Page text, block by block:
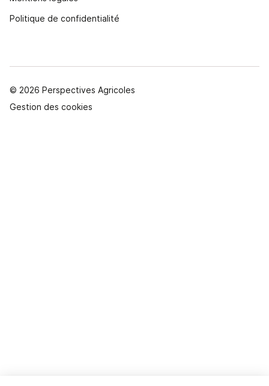
Politique de confidentialité
© 2026 Perspectives Agricoles
Gestion des cookies